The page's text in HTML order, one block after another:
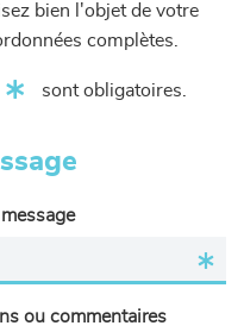
bien l'objet de votre
complètes.
sont obligatoires.
ou commentaires